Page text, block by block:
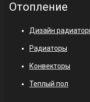
Отопление
Дизайн
Радиаторы
Конвекторы
Теплый пол